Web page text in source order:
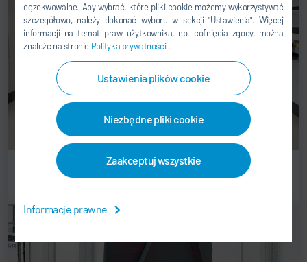
egzekwowalne. Aby wybrać, które pliki cookie możemy wykorzystywać
szczegółowo, należy dokonać wyboru w sekcji "Ustawienia". Więcej
informacji na temat praw użytkownika, np. cofnięcia zgody, można
znaleźć na stronie Polityka prywatności.
Ustawienia plików cookie
Niezbędne pliki cookie
Zaakceptuj wszystkie
Informacje prawne
Usługi testowania produktów